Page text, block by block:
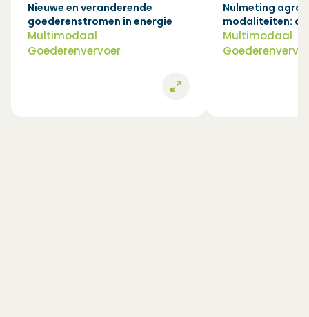
Nieuwe en veranderende
goederenstromen in energie
Multimodaal
Goederenvervoer
Nulmeting
modaliteiten:
Multimodaal